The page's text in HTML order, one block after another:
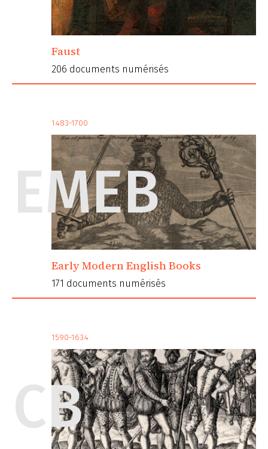
Faust
206 documents numérisés
1483-1700
EMEB
Early Modern English Books
171 documents numérisés
1590-1634
CB